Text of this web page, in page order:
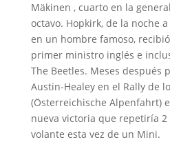
Mäkinen , cuarto en la
octavo. Hopkirk, de la noche
en un hombre famoso,
primer ministro inglés e
The Beetles. Meses después
Austin-Healey en el Rally de
(Österreichische Alpenfahrt)
nueva victoria que repetiría 2
volante esta vez de un Mini.